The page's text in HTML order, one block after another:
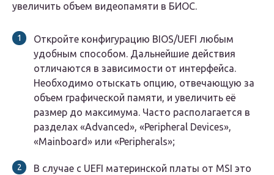
увеличить объем видеопамяти в БИОС.
Откройте конфигурацию BIOS/UEFI любым
удобным способом. Дальнейшие действия
отличаются в зависимости от интерфейса.
Необходимо отыскать опцию, отвечающую за
объем графической памяти, и увеличить её
размер до максимума. Часто располагается в
разделах «Advanced», «Peripheral Devices»,
«Mainboard» или «Peripherals»;
В случае с UEFI материнской платы от MSI это